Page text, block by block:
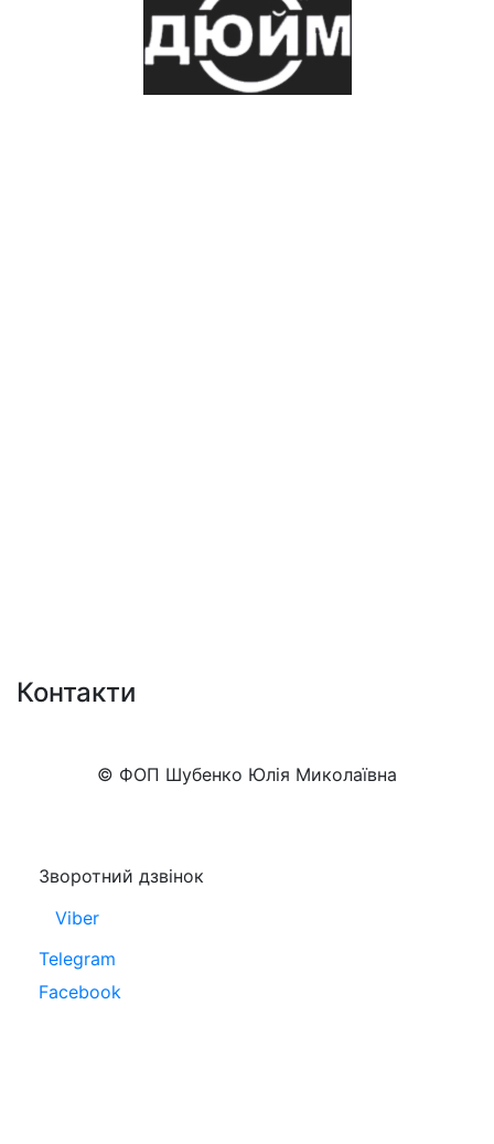
Контакти
© ФОП Шубенко Юлія Миколаївна
Зворотний дзвінок
Viber
Telegram
Facebook